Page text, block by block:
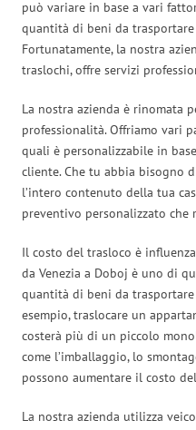
può variare in base a vari
quantità di beni da
Fortunatamente, la nostra
traslochi, offre servizi
La nostra azienda è rinomata
professionalità. Offriamo vari
quali è personalizzabile in
cliente. Che tu abbia bisogno
l’intero contenuto della tua
preventivo personalizzato che
Il costo del trasloco è
da Venezia a Doboj è uno di
quantità di beni da
esempio, traslocare un
costerà più di un piccolo
come l’imballaggio, lo
possono aumentare il costo
La nostra azienda utilizza